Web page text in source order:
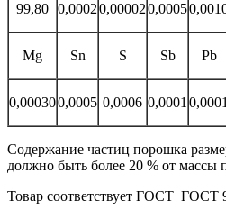
99,80 0,00020,000020,0005
Mg Sn S Sb Pb
0,000300,0005 0,0006 0,0001 0,0001
Содержание частиц порошка
должно быть более 20 % от массы
Товар соответствует ГОСТ ГОСТ